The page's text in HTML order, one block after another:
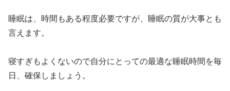
睡眠は、時間もある程度必要ですが、睡眠の質が大事とも
言えます。
寝すぎもよくないので自分にとっての最適な睡眠時間を毎
日、確保しましょう。